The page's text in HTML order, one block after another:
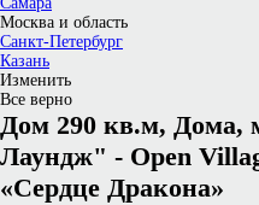
Москва и область
Санкт-Петербург
Казань
Изменить
Все верно
Дом 290 кв.м,
Лаундж" - Open
«Сердце Дракона»